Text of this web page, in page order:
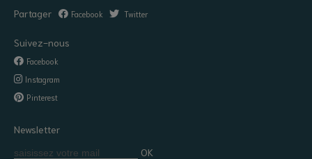
Partager Facebook Twitter
Suivez-nous
Facebook
Instagram
Pinterest
Newsletter
OK